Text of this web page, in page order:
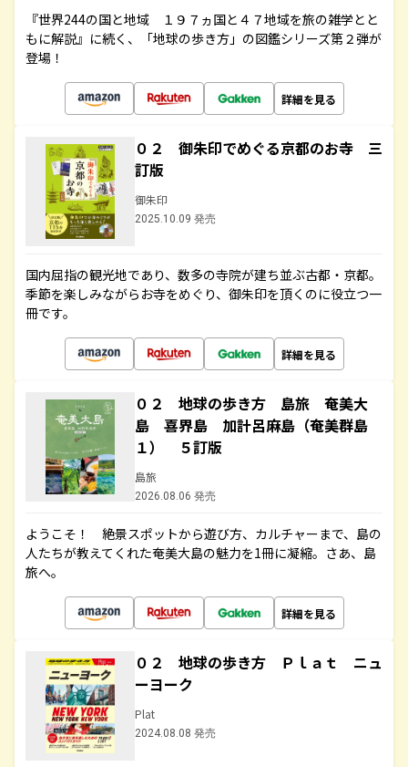
『世界244の国と地域 １９７ヵ国と４７地域を旅の雑学とと
もに解説』に続く、「地球の歩き方」の図鑑シリーズ第２弾が
登場！
詳細を見る
０２ 御朱印でめぐる京都のお寺 三
訂版
御朱印
2025.10.09 発売
国内屈指の観光地であり、数多の寺院が建ち並ぶ古都・京都。
季節を楽しみながらお寺をめぐり、御朱印を頂くのに役立つ一
冊です。
詳細を見る
０２ 地球の歩き方 島旅 奄美大
島 喜界島 加計呂麻島（奄美群島
１） ５訂版
島旅
2026.08.06 発売
ようこそ！ 絶景スポットから遊び方、カルチャーまで、島の
人たちが教えてくれた奄美大島の魅力を1冊に凝縮。さあ、島
旅へ。
詳細を見る
０２ 地球の歩き方 Ｐｌａｔ ニュ
ーヨーク
Plat
2024.08.08 発売